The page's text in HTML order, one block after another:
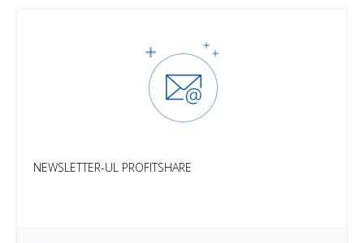
NEWSLETTER-UL PROFITSHARE
NEWSLETTER-UL PROFITSHARE
Afla primul toate noutatile Profitshare! Primeste
periodic recomandari de optimizare pentru a castiga
mai multe comisioane, stiri din lumea marketing online,
update-uri de retea si multe alte bunatati direct in